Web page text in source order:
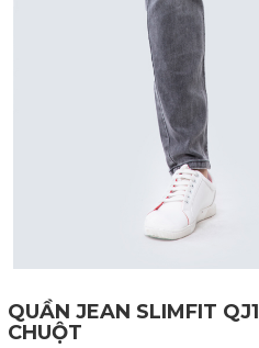
QUẦN JEAN SLIMFIT
CHUỘT